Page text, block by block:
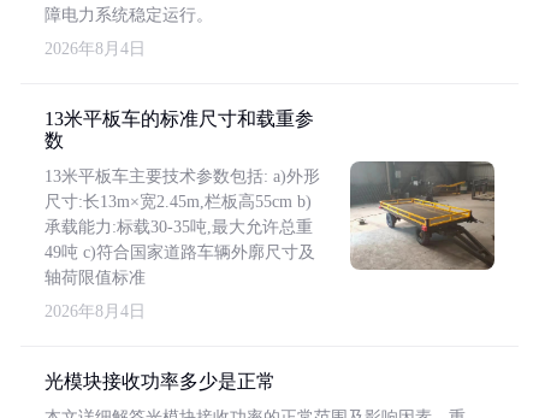
障电力系统稳定运行。
2026年8月4日
13米平板车的标准尺寸和载重参
数
13米平板车主要技术参数包括: a)外形
尺寸:长13m×宽2.45m,栏板高55cm b)
承载能力:标载30-35吨,最大允许总重
49吨 c)符合国家道路车辆外廓尺寸及
轴荷限值标准
2026年8月4日
光模块接收功率多少是正常